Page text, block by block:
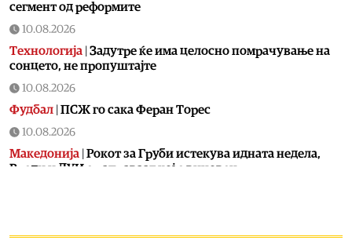
сегмент од реформите
10.08.2026
Технологија Задутре ќе има целосно помрачување на
сонцето, не пропуштајте
10.08.2026
Фудбал ПСЖ го сака Феран Торес
10.08.2026
Македонија Рокот за Груби истекува идната недела,
Вреди и ДУИ е раправаат кој е виновен